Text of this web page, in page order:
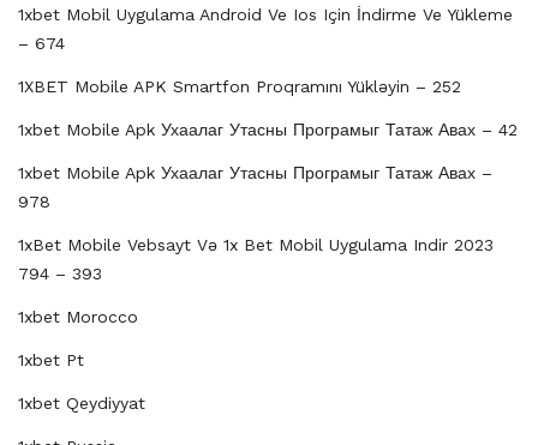
1xbet Mobil Uygulama Android Ve Ios Için İndirme Ve Yükleme
– 674
1XBET Mobile APK Smartfon Proqramını Yükləyin – 252
1xbet Mobile Apk Ухаалаг Утасны Програмыг Татаж Авах – 42
1xbet Mobile Apk Ухаалаг Утасны Програмыг Татаж Авах –
978
1xBet Mobile Vebsayt Və 1x Bet Mobil Uygulama Indir 2023
794 – 393
1xbet Morocco
1xbet Pt
1xbet Qeydiyyat